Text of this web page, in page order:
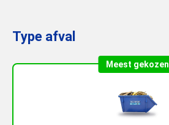
Type afval
Meest gekozen